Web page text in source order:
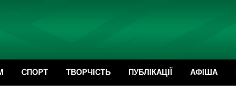
СПОРТ ТВОРЧІСТЬ ПУБЛІКАЦІЇ АФІША